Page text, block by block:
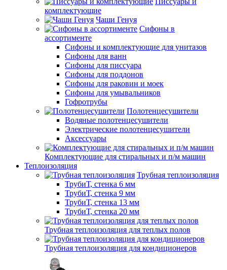
комплектующие
Чаши Генуя
Сифоны в
ассортименте
Сифоны и комплектующие для унитазов
Сифоны для ванн
Сифоны для писсуара
Сифоны для поддонов
Сифоны для раковин и моек
Сифоны для умывальников
Гофротрубы
Полотенцесушители
Водяные полотенцесушители
Электрические полотенцесушители
Аксессуары
Комплектующие для стиральных и п/м машин
Теплоизоляция
Трубная теплоизоляция
ТрубиТ, стенка 6 мм
ТрубиТ, стенка 9 мм
ТрубиТ, стенка 13 мм
ТрубиТ, стенка 20 мм
Трубная теплоизоляция для теплых полов
Трубная теплоизоляция для кондиционеров